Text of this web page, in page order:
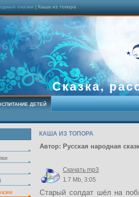
сказки | Каша из топора
Сказка,
ДЕТЕЙ
КАША ИЗ ТОПОРА
Автор: Русская народная
Скачать mp3
1.7 Mb, 3:05
Старый солдат шёл на